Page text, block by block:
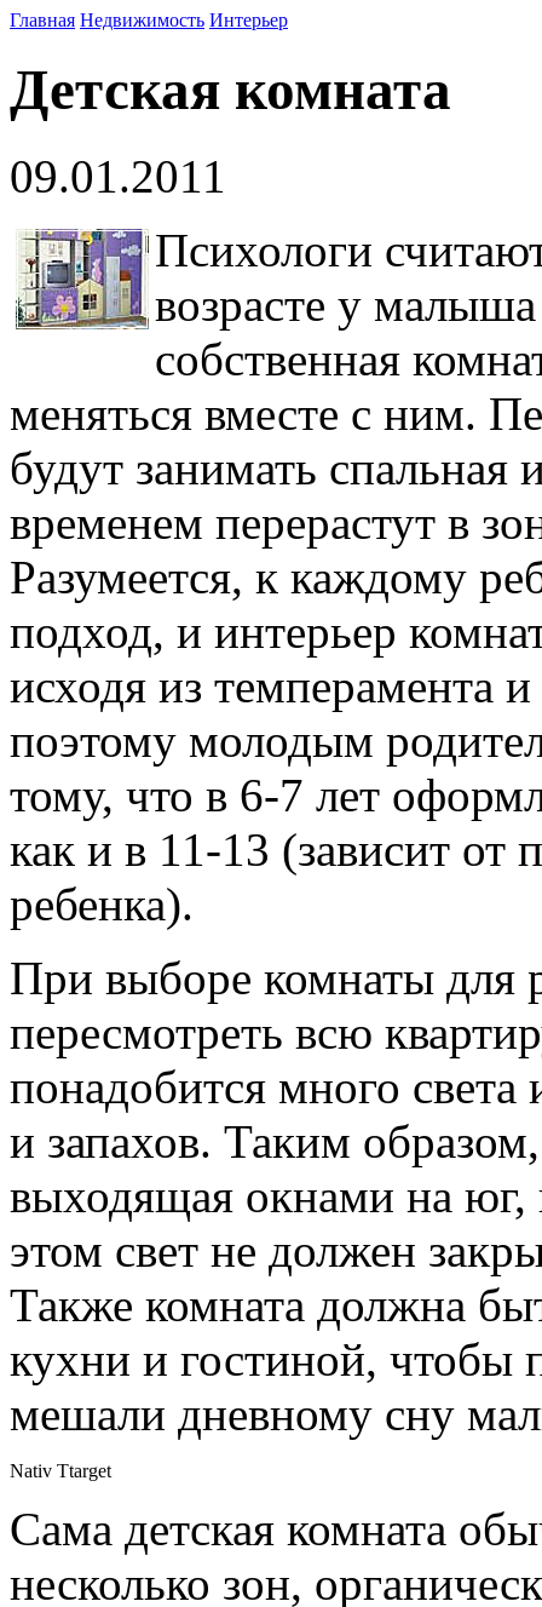
Главная Недвижимость Интерьер
Детская комната
09.01.2011
Психологи
возрасте у
собственная
меняться вместе с ним.
будут занимать спальная
временем перерастут в
Разумеется, к каждому
подход, и интерьер
исходя из темперамента
поэтому молодым
тому, что в 6-7 лет
как и в 11-13 (зависит от
ребенка).
При выборе комнаты для
пересмотреть всю
понадобится много
и запахов. Таким
выходящая окнами на юг,
этом свет не должен
Также комната должна
кухни и гостиной, чтобы
мешали дневному сну
Nativ Ttarget
Сама детская комната
несколько зон,